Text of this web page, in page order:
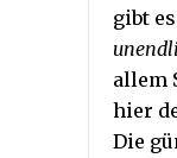
gibt
allem
hier
Die